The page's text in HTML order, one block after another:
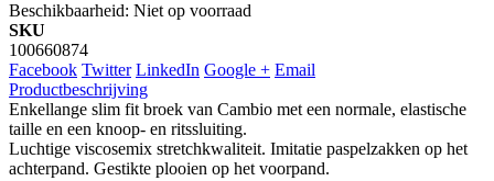
Beschikbaarheid: Niet op voorraad
SKU
100660874
Facebook Twitter LinkedIn Google + Email
Productbeschrijving
Enkellange slim fit broek van Cambio met een normale, elastische
taille en een knoop- en ritssluiting.
Luchtige viscosemix stretchkwaliteit. Imitatie paspelzakken op het
achterpand. Gestikte plooien op het voorpand.